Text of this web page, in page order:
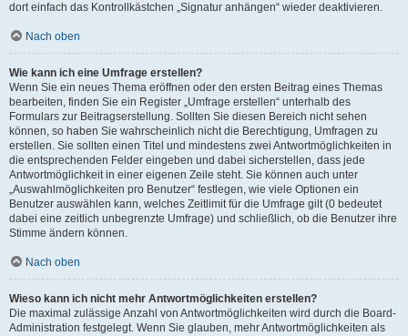
dort einfach das Kontrollkästchen „Signatur anhängen“ wieder deaktivieren.
Nach oben
Wie kann ich eine Umfrage erstellen?
Wenn Sie ein neues Thema eröffnen oder den ersten Beitrag eines Themas
bearbeiten, finden Sie ein Register „Umfrage erstellen“ unterhalb des
Formulars zur Beitragserstellung. Sollten Sie diesen Bereich nicht sehen
können, so haben Sie wahrscheinlich nicht die Berechtigung, Umfragen zu
erstellen. Sie sollten einen Titel und mindestens zwei Antwortmöglichkeiten in
die entsprechenden Felder eingeben und dabei sicherstellen, dass jede
Antwortmöglichkeit in einer eigenen Zeile steht. Sie können auch unter
„Auswahlmöglichkeiten pro Benutzer“ festlegen, wie viele Optionen ein
Benutzer auswählen kann, welches Zeitlimit für die Umfrage gilt (0 bedeutet
dabei eine zeitlich unbegrenzte Umfrage) und schließlich, ob die Benutzer ihre
Stimme ändern können.
Nach oben
Wieso kann ich nicht mehr Antwortmöglichkeiten erstellen?
Die maximal zulässige Anzahl von Antwortmöglichkeiten wird durch die Board-
Administration festgelegt. Wenn Sie glauben, mehr Antwortmöglichkeiten als